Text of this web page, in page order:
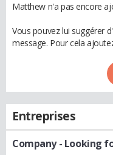
Matthew n'a pas encore
Vous pouvez lui suggérer
message. Pour cela
Entreprises
Company- Looking